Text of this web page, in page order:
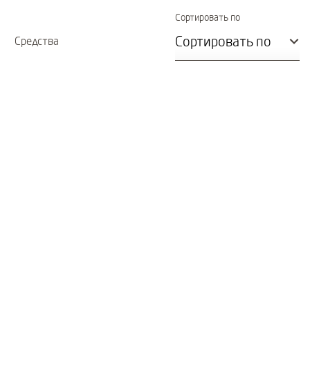
Средства
Сортировать поImmediate effect